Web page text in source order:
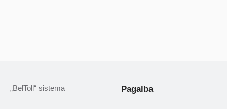
„BelToll“ sistema Pagalba